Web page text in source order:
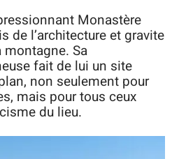
Monastère
de l’architecture et gravite
Sa
fait de lui un site
non seulement pour
mais pour tous ceux
du lieu.